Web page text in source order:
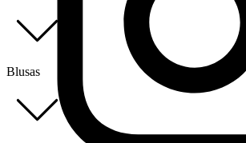
Blusas